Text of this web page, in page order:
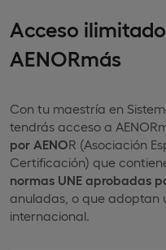
Acceso
AENORmás
Con tu maestría en
tendrás acceso a
por AENOR (Asociación
Certificación) que
normas UNE aprobadas
anuladas, o que adoptan
internacional.